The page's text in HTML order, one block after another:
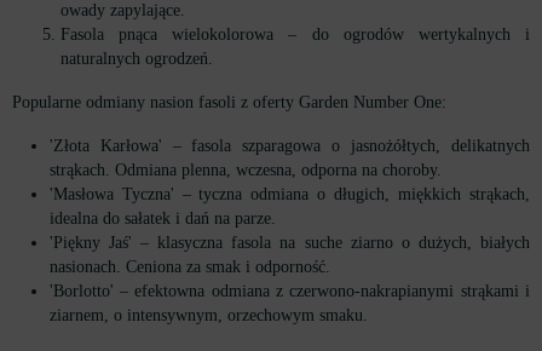
owady zapylające.
Fasola pnąca wielokolorowa – do ogrodów wertykalnych i
naturalnych ogrodzeń.
Popularne odmiany nasion fasoli z oferty Garden Number One:
'Złota Karłowa' – fasola szparagowa o jasnożółtych, delikatnych
strąkach. Odmiana plenna, wczesna, odporna na choroby.
'Masłowa Tyczna' – tyczna odmiana o długich, miękkich strąkach,
idealna do sałatek i dań na parze.
'Piękny Jaś' – klasyczna fasola na suche ziarno o dużych, białych
nasionach. Ceniona za smak i odporność.
'Borlotto' – efektowna odmiana z czerwono-nakrapianymi strąkami i
ziarnem, o intensywnym, orzechowym smaku.